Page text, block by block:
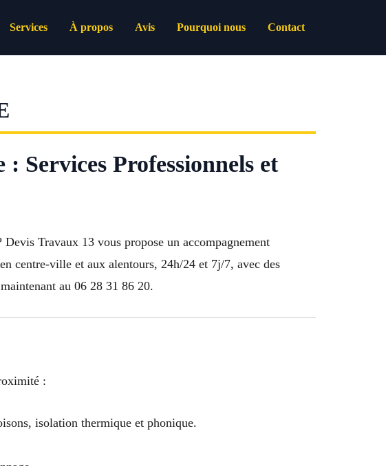
Services À propos Avis Pourquoi nous Contact
Services Professionnels et
Travaux 13 vous propose un accompagnement
centre-ville et aux alentours, 24h/24 et 7j/7, avec des
au 06 28 31 86 20.
:
isolation thermique et phonique.